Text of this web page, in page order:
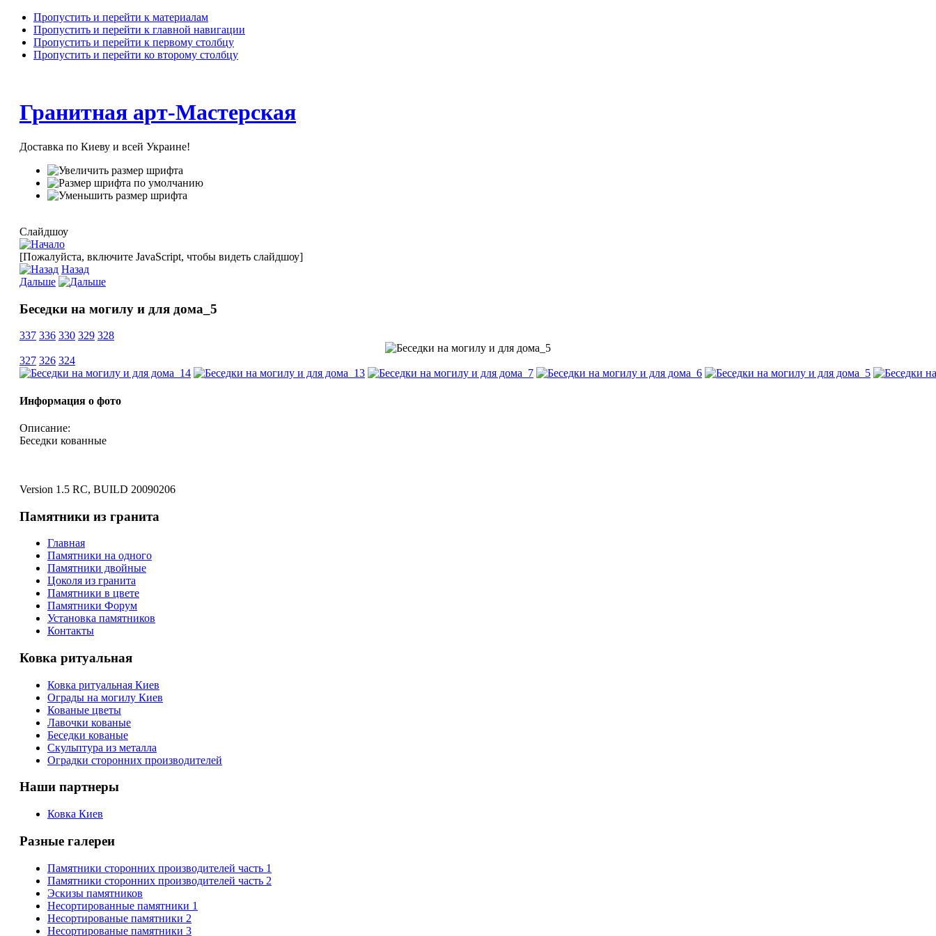
Пропустить и перейти к материалам
Пропустить и перейти к главной навигации
Пропустить и перейти к первому столбцу
Пропустить и перейти ко второму столбцу
Гранитная арт-Мастерская
Доставка по Киеву и всей Украине!
Слайдшоу
[Пожалуйста, включите JavaScript, чтобы видеть слайдшоу]
Назад
Дальше
Беседки на могилу и для дома_5
337 336 330 329 328
327 326 324
Информация о фото
Описание:
Беседки кованные
Version 1.5 RC, BUILD 20090206
Памятники из гранита
Главная
Памятники на одного
Памятники двойные
Цоколя из гранита
Памятники в цвете
Памятники Форум
Установка памятников
Контакты
Ковка ритуальная
Ковка ритуальная Киев
Ограды на могилу Киев
Кованые цветы
Лавочки кованые
Беседки кованые
Скульптура из металла
Оградки сторонних производителей
Наши партнеры
Ковка Киев
Разные галереи
Памятники сторонних производителей часть 1
Памятники сторонних производителей часть 2
Эскизы памятников
Несортированные памятники 1
Несортированые памятники 2
Несортированые памятники 3